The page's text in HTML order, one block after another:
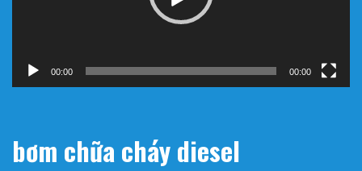
00:00 00:00
bơm chữa cháy diesel